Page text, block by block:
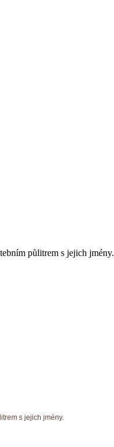
půlitrem s jejich jmény.
s jejich jmény.